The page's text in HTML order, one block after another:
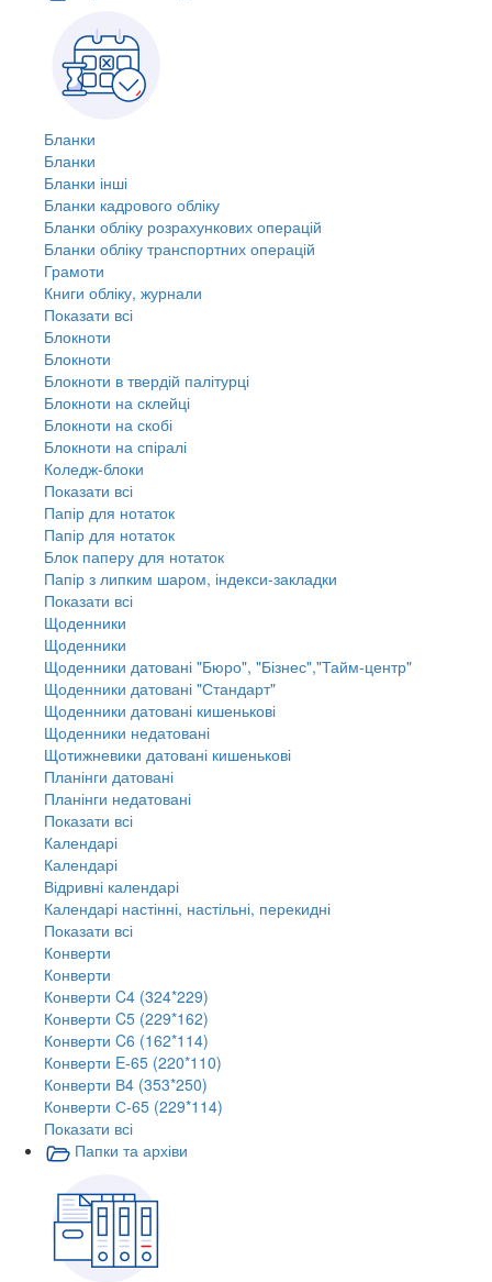
Бланки
Бланки
Бланки інші
Бланки кадрового обліку
Бланки обліку розрахункових операцій
Бланки обліку транспортних операцій
Грамоти
Книги обліку, журнали
Показати всі
Блокноти
Блокноти
Блокноти в твердій палітурці
Блокноти на склейці
Блокноти на скобі
Блокноти на спіралі
Коледж-блоки
Показати всі
Папір для нотаток
Папір для нотаток
Блок паперу для нотаток
Папір з липким шаром, індекси-закладки
Показати всі
Щоденники
Щоденники
Щоденники датовані "Бюро", "Бізнес","Тайм-центр"
Щоденники датовані "Стандарт"
Щоденники датовані кишенькові
Щоденники недатовані
Щотижневики датовані кишенькові
Планінги датовані
Планінги недатовані
Показати всі
Календарі
Календарі
Відривні календарі
Календарі настінні, настільні, перекидні
Показати всі
Конверти
Конверти
Конверти C4 (324*229)
Конверти C5 (229*162)
Конверти C6 (162*114)
Конверти E-65 (220*110)
Конверти В4 (353*250)
Конверти С-65 (229*114)
Показати всі
Папки та архіви